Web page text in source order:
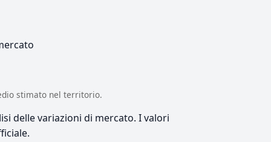
stimato nel territorio.
delle variazioni di mercato. I valori